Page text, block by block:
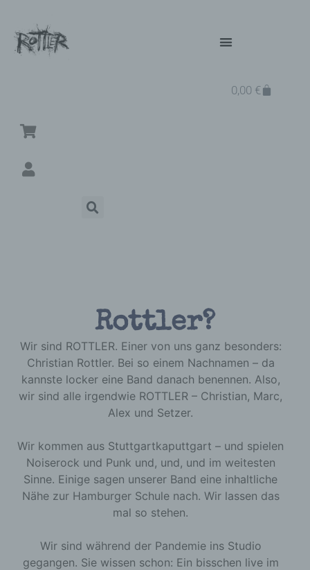
0,00 €
Rottler?
Wir sind ROTTLER. Einer von uns ganz besonders:
Christian Rottler. Bei so einem Nachnamen – da
kannste locker eine Band danach benennen. Also,
wir sind alle irgendwie ROTTLER – Christian, Marc,
Alex und Setzer.
Wir kommen aus Stuttgartkaputtgart – und spielen
Noiserock und Punk und, und, und im weitesten
Sinne. Einige sagen unserer Band eine inhaltliche
Nähe zur Hamburger Schule nach. Wir lassen das
mal so stehen.
Wir sind während der Pandemie ins Studio
gegangen. Sie wissen schon: Ein bisschen live im